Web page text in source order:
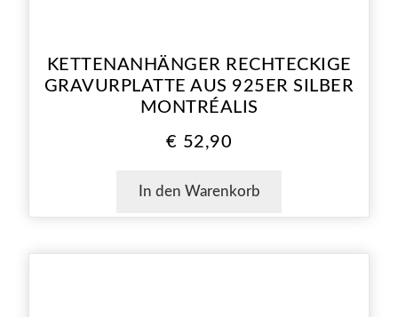
KETTENANHÄNGER RECHTECKIGE
GRAVURPLATTE AUS 925ER SILBER
MONTRÉALIS
€ 52,90
In den Warenkorb